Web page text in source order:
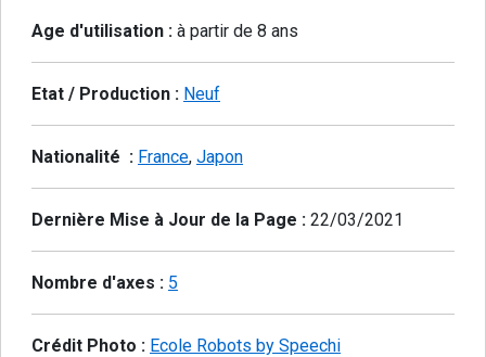
Age d'utilisation : à partir de 8 ans
Etat / Production : Neuf
Nationalité : France, Japon
Dernière Mise à Jour de la Page : 22/03/2021
Nombre d'axes : 5
Crédit Photo : Ecole Robots by Speechi